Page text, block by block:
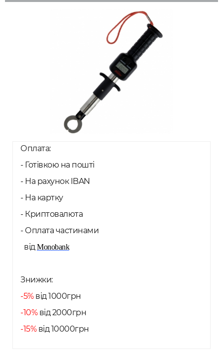
Оплата:
- Готівкою на пошті
- На рахунок IBAN
- На картку
- Криптовалюта
- Оплата частинами
відMonobank
Знижки:
-5%від 1000грн
-10%від 2000грн
-15%від 10000грн